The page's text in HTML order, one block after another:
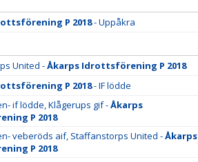
P 2018- Uppåkra
United -Åkarps Idrottsförening P 2018
P 2018- IF lödde
if lödde, Klågerups gif -Åkarps
P 2018
veberöds aif, Staffanstorps United -Åkarps
P 2018